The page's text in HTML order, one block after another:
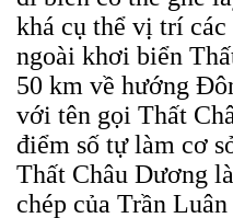
khá cụ thể vị trí các
ngoài khơi biển
50 km về hướng
với tên gọi Thất
điểm số tự làm cơ
Thất Châu Dương
chép của Trần